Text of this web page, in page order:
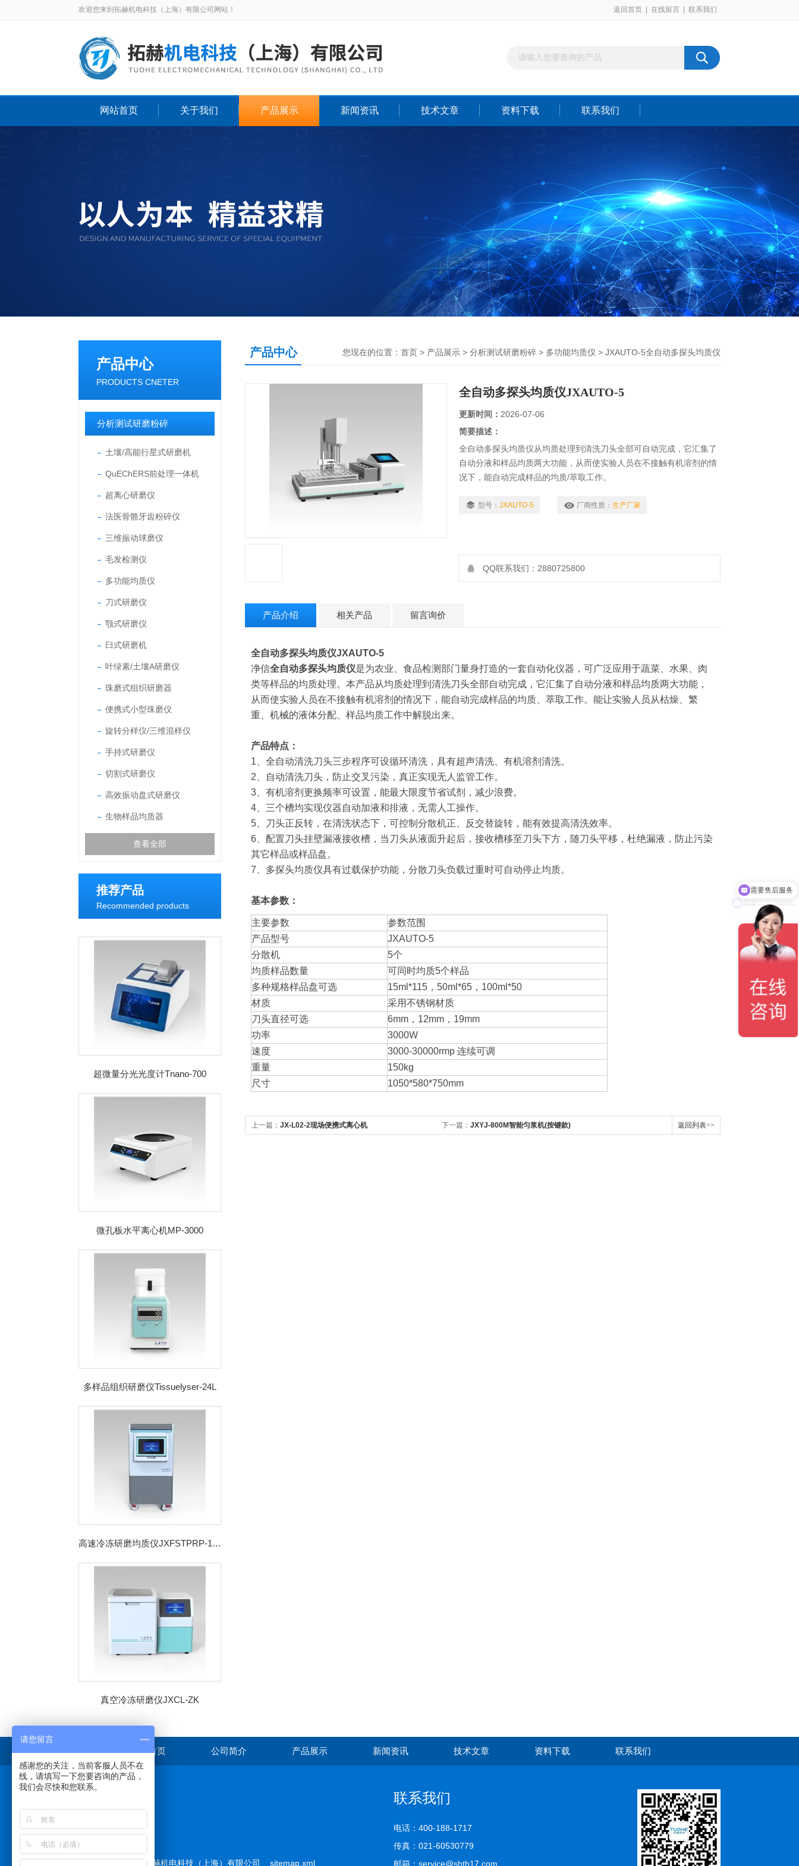
欢迎您来到拓赫机电科技（上海）有限公司网站！ 返回首页 在线留言 联系我们
网站首页 关于我们 产品展示 新闻资讯 技术文章 资料下载 联系我们
产品中心
PRODUCTS CNETER
分析测试研磨粉碎
土壤/高能行星式研磨机
QuEChERS前处理一体机
超离心研磨仪
法医骨骼牙齿粉碎仪
三维振动球磨仪
毛发检测仪
多功能均质仪
刀式研磨仪
颚式研磨仪
臼式研磨机
叶绿素/土壤A研磨仪
珠磨式组织研磨器
便携式小型珠磨仪
旋转分样仪/三维混样仪
手持式研磨仪
切割式研磨仪
高效振动盘式研磨仪
生物样品均质器
查看全部
推荐产品
Recommended products
超微量分光光度计Tnano-700
微孔板水平离心机MP-3000
多样品组织研磨仪Tissuelyser-24L
高速冷冻研磨均质仪JXFSTPRP-192CL
真空冷冻研磨仪JXCL-ZK
产品中心 您现在的位置： 首页 > 产品展示 > 分析测试研磨粉碎 > 多功能均质仪 > JXAUTO-5全自动多探头均质仪
全自动多探头均质仪JXAUTO-5
更新时间： 2026-07-06
简要描述：
全自动多探头均质仪从均质处理到清洗刀头全部可自动完成，它汇集了
自动分液和样品均质两大功能，从而使实验人员在不接触有机溶剂的情
况下，能自动完成样品的均质/萃取工作。
型号： JXAUTO-5 厂商性质： 生产厂家
QQ联系我们：2880725800
产品介绍 相关产品 留言询价
全自动多探头均质仪JXAUTO-5
净信全自动多探头均质仪是为农业、食品检测部门量身打造的一套自动化仪器，可广泛应用于蔬菜、水果、肉
类等样品的均质处理。本产品从均质处理到清洗刀头全部自动完成，它汇集了自动分液和样品均质两大功能，
从而使实验人员在不接触有机溶剂的情况下，能自动完成样品的均质、萃取工作。能让实验人员从枯燥、繁
重、机械的液体分配、样品均质工作中解脱出来。
产品特点：
1、全自动清洗刀头三步程序可设循环清洗，具有超声清洗、有机溶剂清洗。
2、自动清洗刀头，防止交叉污染，真正实现无人监管工作。
3、有机溶剂更换频率可设置，能最大限度节省试剂，减少浪费。
4、三个槽均实现仪器自动加液和排液，无需人工操作。
5、刀头正反转，在清洗状态下，可控制分散机正、反交替旋转，能有效提高清洗效率。
6、配置刀头挂壁漏液接收槽，当刀头从液面升起后，接收槽移至刀头下方，随刀头平移，杜绝漏液，防止污染
其它样品或样品盘。
7、多探头均质仪具有过载保护功能，分散刀头负载过重时可自动停止均质。
基本参数：
主要参数
参数范围
产品型号
JXAUTO-5
分散机
5个
均质样品数量
可同时均质5个样品
多种规格样品盘可选
15ml*115，50ml*65，100ml*50
材质
采用不锈钢材质
刀头直径可选
6mm，12mm，19mm
功率
3000W
速度
3000-30000rmp 连续可调
重量
150kg
尺寸
1050*580*750mm
上一篇： JX-L02-2现场便携式离心机 下一篇： JXYJ-800M智能匀浆机(按键款) 返回列表>>
首页 公司简介 产品展示 新闻资讯 技术文章 资料下载 联系我们
版权所有 © 2026 拓赫机电科技（上海）有限公司 sitemap.xml
联系我们
电话：400-188-1717
传真：021-60530779
邮箱：service@shth17.com
需要产品说明书
请您留言
感谢您的关注，当前客服人员不在
线，请填写一下您要咨询的产品，
我们会尽快和您联系。